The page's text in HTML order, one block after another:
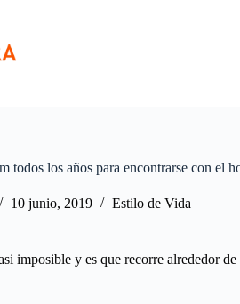
todos los años para encontrarse con el
10 junio, 2019 Estilo de Vida
imposible y es que recorre alrededor